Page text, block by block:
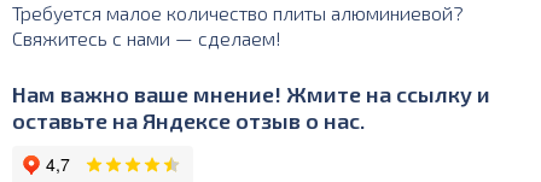
Требуется малое количество плиты алюминиевой?
Свяжитесь с нами — сделаем!
Нам важно ваше мнение! Жмите на ссылку и
оставьте на Яндексе отзыв о нас.